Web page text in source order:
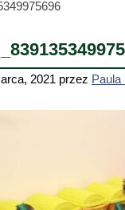
2021 przez Paula